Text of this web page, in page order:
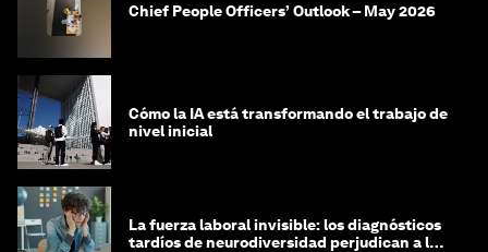
Chief People Officers’ Outlook – May 2026
Cómo la IA está transformando el trabajo de
nivel inicial
La fuerza laboral invisible: los diagnósticos
tardíos de neurodiversidad perjudican a las